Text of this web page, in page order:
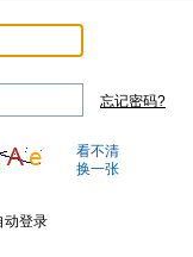
忘记密码?
看不清
换一张
动登录